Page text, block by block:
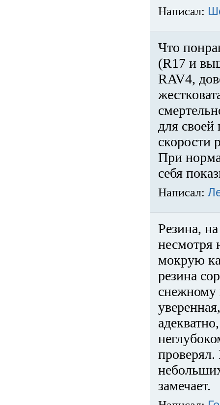
Написал:
Что
(R17 и
RAV4,
для
скорости
При
себя
Написал:
Резина,
несмотря
мокрую
резина
снежному
замечает.